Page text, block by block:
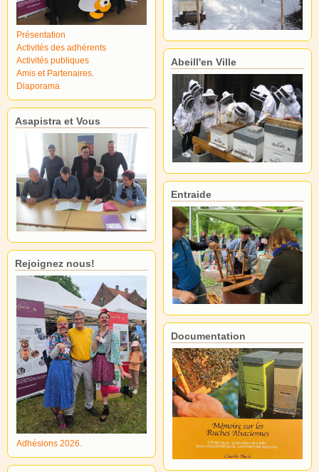
Présentation
Activités des adhérents
Activités publiques
Amis et Partenaires.
Diaporama
Asapistra et Vous
Rejoignez nous!
Adhésions 2026.
Abeill'en Ville
Entraide
Documentation